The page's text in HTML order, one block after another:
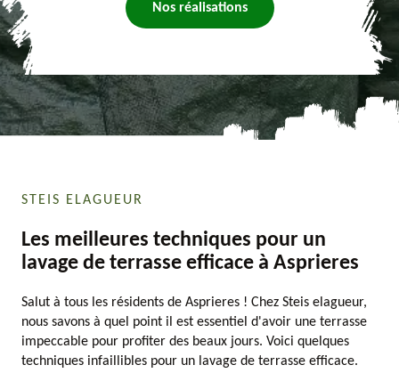
Nos réalisations
STEIS ELAGUEUR
Les meilleures techniques pour un
lavage de terrasse efficace à Asprieres
Salut à tous les résidents de Asprieres ! Chez Steis elagueur,
nous savons à quel point il est essentiel d'avoir une terrasse
impeccable pour profiter des beaux jours. Voici quelques
techniques infaillibles pour un lavage de terrasse efficace.